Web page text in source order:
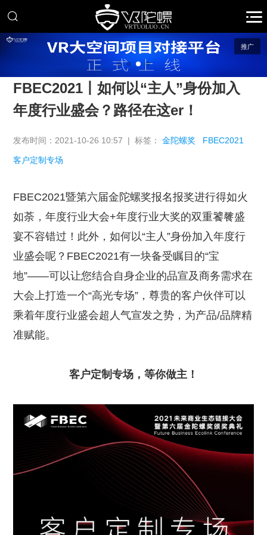
推广
FBEC2021丨如何以“主人”身份加入
年度行业盛会？路径在这er！
发布时间：2021-10-26 10:57 | 标签：金陀螺奖 FBEC2021
客户定制专场
FBEC2021暨第六届金陀螺奖报名报奖进行得如火
如荼，年度行业大会+年度行业大奖的双重饕餮盛
宴不容错过！此外，如何以“主人”身份加入年度行
业盛会呢？FBEC2021有一块备受瞩目的“宝
地”——可以让您结合自身企业的品宣及商务需求在
大会上打造一个“高光专场”，尊贵的客户伙伴可以
乘着年度行业盛会超人气宣发之势，为产品/品牌精
准赋能。
客户定制专场，等你做主！